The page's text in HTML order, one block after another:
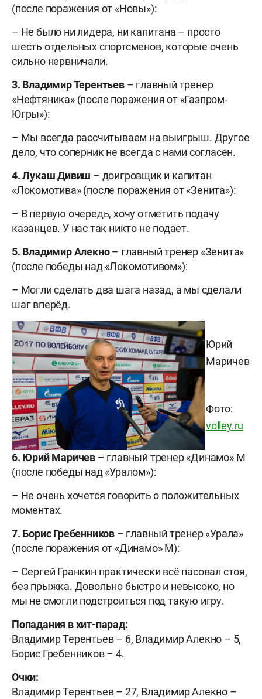
(после поражения от «Новы»):
– Не было ни лидера, ни капитана – просто
шесть отдельных спортсменов, которые очень
сильно нервничали.
3. Владимир Терентьев – главный тренер
«Нефтяника» (после поражения от «Газпром-
Югры»):
– Мы всегда рассчитываем на выигрыш. Другое
дело, что соперник не всегда с нами согласен.
4. Лукаш Дивиш – доигровщик и капитан
«Локомотива» (после поражения от «Зенита»):
– В первую очередь, хочу отметить подачу
казанцев. У нас так никто не подает.
5. Владимир Алекно– главный тренер «Зенита»
(после победы над «Локомотивом»):
– Могли сделать два шага назад, а мы сделали
шаг вперёд.
Юрий
Маричев
Фото:
volley.ru
6. Юрий Маричев – главный тренер «Динамо» М
(после победы над «Уралом»):
– Не очень хочется говорить о положительных
моментах.
7. Борис Гребенников – главный тренер «Урала»
(после поражения от «Динамо» М):
– Сергей Гранкин практически всё пасовал стоя,
без прыжка. Довольно быстро и невысоко, но
мы не смогли подстроиться под такую игру.
Попадания в хит-парад:
Владимир Терентьев – 6, Владимир Алекно – 5,
Борис Гребенников – 4.
Очки:
Владимир Терентьев – 27, Владимир Алекно –